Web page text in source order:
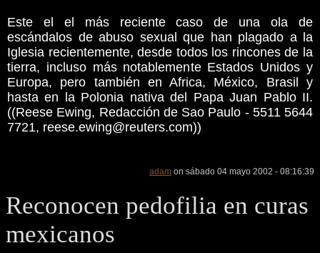
Este el el más reciente caso de una ola de
escándalos de abuso sexual que han plagado a la
Iglesia recientemente, desde todos los rincones de la
tierra, incluso más notablemente Estados Unidos y
Europa, pero también en Africa, México, Brasil y
hasta en la Polonia nativa del Papa Juan Pablo II.
((Reese Ewing, Redacción de Sao Paulo - 5511 5644
7721, reese.ewing@reuters.com))
adam on sábado 04 mayo 2002 - 08:16:39
Reconocen pedofilia en curas
mexicanos